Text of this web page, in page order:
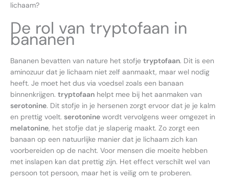
lichaam?
De rol van tryptofaan in
bananen
Bananen bevatten van nature het stofje tryptofaan. Dit is een
aminozuur dat je lichaam niet zelf aanmaakt, maar wel nodig
heeft. Je moet het dus via voedsel zoals een banaan
binnenkrijgen. tryptofaan helpt mee bij het aanmaken van
serotonine. Dit stofje in je hersenen zorgt ervoor dat je je kalm
en prettig voelt. serotonine wordt vervolgens weer omgezet in
melatonine, het stofje dat je slaperig maakt. Zo zorgt een
banaan op een natuurlijke manier dat je lichaam zich kan
voorbereiden op de nacht. Voor mensen die moeite hebben
met inslapen kan dat prettig zijn. Het effect verschilt wel van
persoon tot persoon, maar het is veilig om te proberen.